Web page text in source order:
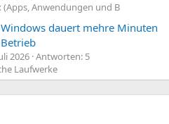
Anwendungen und B
dauert mehre Minuten
2026 Antworten: 5
Laufwerke